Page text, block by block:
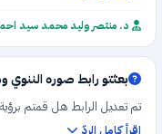
نحن هنا فريق حجزك الطبي
لمقابلة الطبيب و شرح كافة
د. منتصر وليد محمد سيد
بعثتو رابط صوره
تم تعديل الرابط هل قمتم برؤية
اقرأ كامل الردّ